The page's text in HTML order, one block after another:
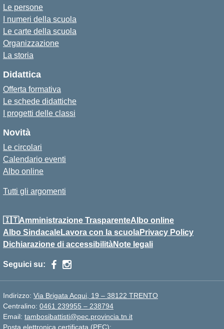
Le persone
I numeri della scuola
Le carte della scuola
Organizzazione
La storia
Didattica
Offerta formativa
Le schede didattiche
I progetti delle classi
Novità
Le circolari
Calendario eventi
Albo online
Tutti gli argomenti
🇮🇹Amministrazione TrasparenteAlbo online
Albo SindacaleLavora con la scuolaPrivacy Policy
Dichiarazione di accessibilitàNote legali
Seguici su:
Indirizzo: Via Brigata Acqui, 19 – 38122 TRENTO
Centralino: 0461 239955 – 238794
Email: tambosibattisti@pec.provincia.tn.it
Posta elettronica certificata (PEC):